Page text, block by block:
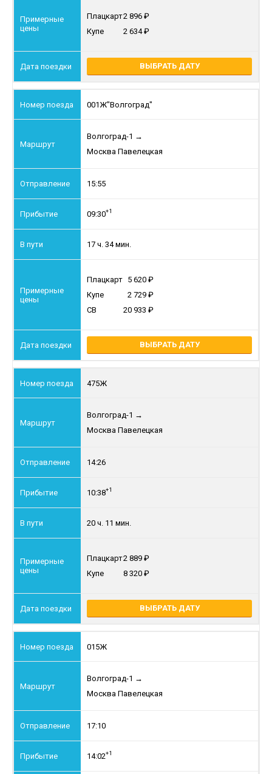
Плацкарт2 896
Купе
2 634
ВЫБРАТЬ ДАТУ
001Ж"Волгоград"
Волгоград-1 →
Москва Павелецкая
15:55
09:30+1
17 ч. 34 мин.
Плацкарт 5 620
Купе
2 729
СВ
20 933
ВЫБРАТЬ ДАТУ
475Ж
Волгоград-1 →
Москва Павелецкая
14:26
10:38+1
20 ч. 11 мин.
Плацкарт2 889
Купе
8 320
ВЫБРАТЬ ДАТУ
015Ж
Волгоград-1 →
Москва Павелецкая
17:10
14:02+1